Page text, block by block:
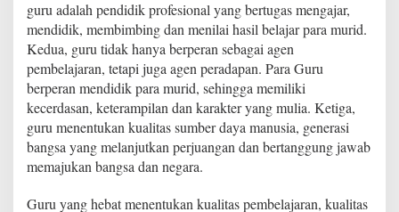
guru adalah pendidik profesional yang bertugas mengajar,
mendidik, membimbing dan menilai hasil belajar para murid.
Kedua, guru tidak hanya berperan sebagai agen
pembelajaran, tetapi juga agen peradapan. Para Guru
berperan mendidik para murid, sehingga memiliki
kecerdasan, keterampilan dan karakter yang mulia. Ketiga,
guru menentukan kualitas sumber daya manusia, generasi
bangsa yang melanjutkan perjuangan dan bertanggung jawab
memajukan bangsa dan negara.
Guru yang hebat menentukan kualitas pembelajaran, kualitas